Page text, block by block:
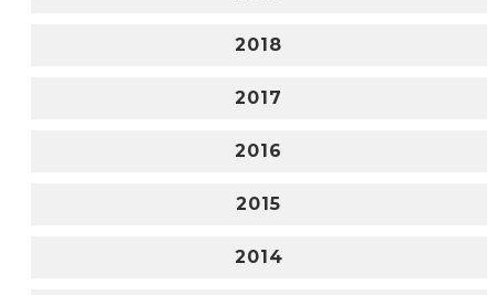
2018
2017
2016
2015
2014